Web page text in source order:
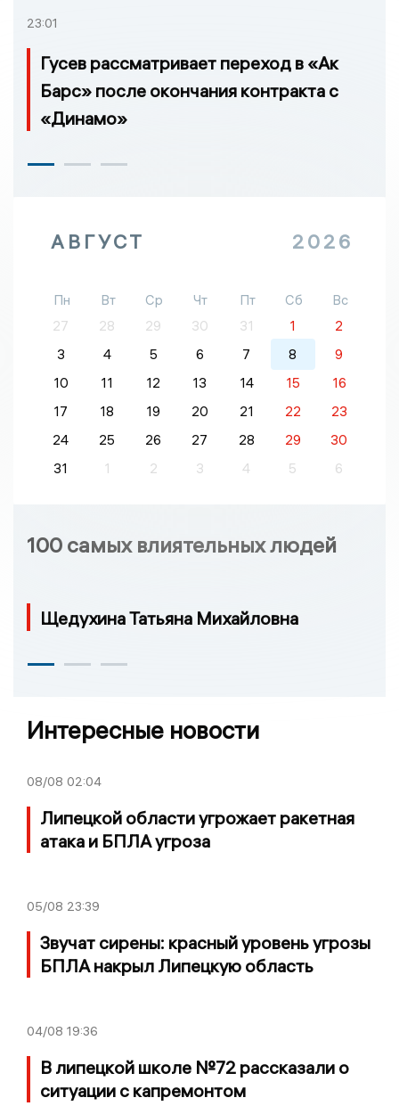
23:01
Гусев рассматривает переход в «Ак
Барс» после окончания контракта с
«Динамо»
АВГУСТ 2026
Пн Вт Ср Чт Пт Сб
Вс
27
28 29 30 31 1
2
3
4 5 6 7 8
9
10
11 12 13 14 15
16
17
18 19 20 21 22
23
24
25 26 27 28 29
30
31
1 2 3 4 5 6
100 самых влиятельных людей
Щедухина Татьяна Михайловна
Интересные новости
08/08 02:04
Липецкой области угрожает ракетная
атака и БПЛА угроза
05/08 23:39
Звучат сирены: красный уровень угрозы
БПЛА накрыл Липецкую область
04/08 19:36
В липецкой школе №72 рассказали о
ситуации с капремонтом